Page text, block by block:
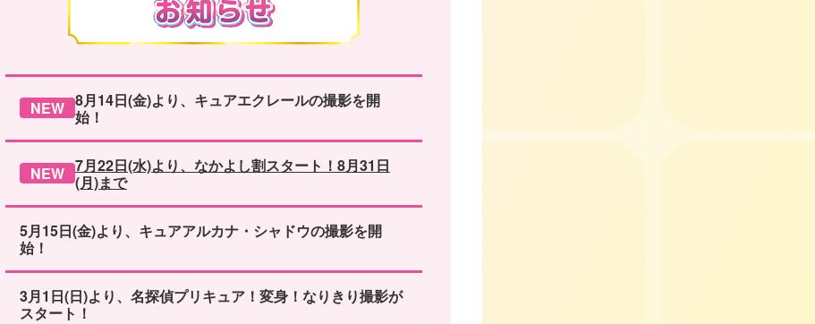
NEW 8月14日(金)より、キュアエクレールの撮影を開
始！
NEW 7月22日(水)より、なかよし割スタート！8月31日
(月)まで
5月15日(金)より、キュアアルカナ・シャドウの撮影を開
始！
3月1日(日)より、名探偵プリキュア！変身！なりきり撮影が
スタート！